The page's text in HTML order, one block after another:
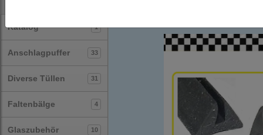
Katalog 1
Anschlagpuffer 33
Diverse Tüllen 31
Faltenbälge 4
Glaszubehör 10